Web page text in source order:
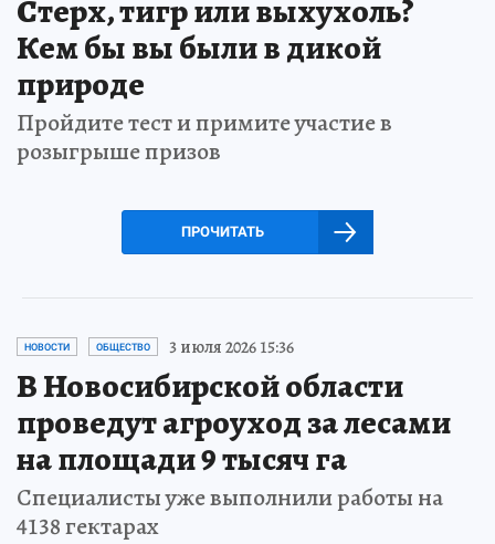
Стерх, тигр или выхухоль?
Кем бы вы были в дикой
природе
Пройдите тест и примите участие в
розыгрыше призов
ПРОЧИТАТЬ
НОВОСТИ ОБЩЕСТВО 3 июля 2026 15:36
В Новосибирской области
проведут агроуход за лесами
на площади 9 тысяч га
Специалисты уже выполнили работы на
4138 гектарах